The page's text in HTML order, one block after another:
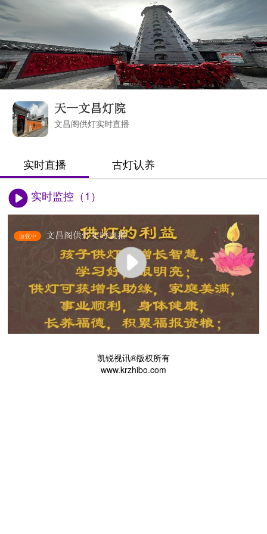
天一文昌灯院
文昌阁供灯实时直播
实时直播 古灯认养
实时监控（1）
加载中 文昌阁供灯实时直播
凯锐视讯®版权所有
www.krzhibo.com